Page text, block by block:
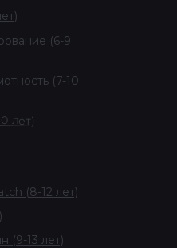
(6-9
(7-10
лет)
(8-12 лет)
(9-13 лет)